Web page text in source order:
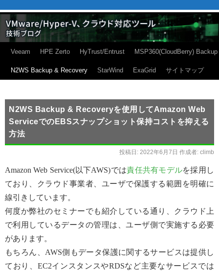
Veeam HPE Zerto HyTrust/Entrust MSP360(CloudBerry) Backup
N2WS Backup & Recovery StarWind ExaGrid サイトマップ
N2WS Backup & Recoveryを使用してAmazon Web
ServiceでのEBSスナップショット保持コストを抑える
方法
投稿日: 2022年6月7日 作成者: climb
Amazon Web Service(以下AWS)では責任共有モデルを採用し
ており、クラウド事業者、ユーザで保護する範囲を明確に
線引きしています。
何度か弊社のセミナーでも紹介している通り、クラウド上
で利用しているデータの管理は、ユーザ側で実施する必要
があります。
もちろん、AWS側もデータ保護に関するサービスは提供し
ており、EC2インスタンスやRDSなど主要なサービスでは